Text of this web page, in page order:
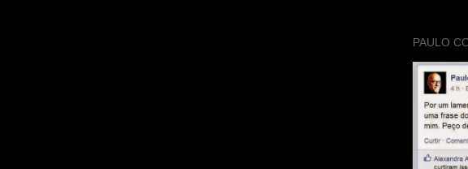
PAULO